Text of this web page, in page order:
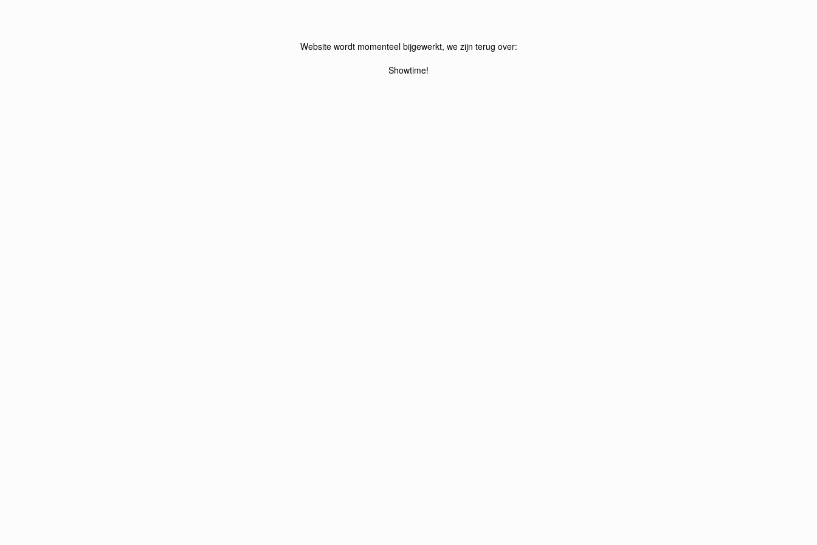
Website wordt momenteel bijgewerkt, we zijn terug over:
Showtime!